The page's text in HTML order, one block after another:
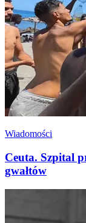
Wiadomości
Ceuta. Szpital
gwałtów